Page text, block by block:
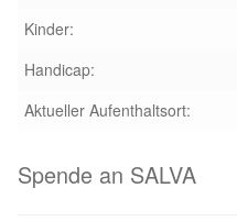
Kinder:
Handicap:
Aktueller Aufenthaltsort:
Spende an SALVA